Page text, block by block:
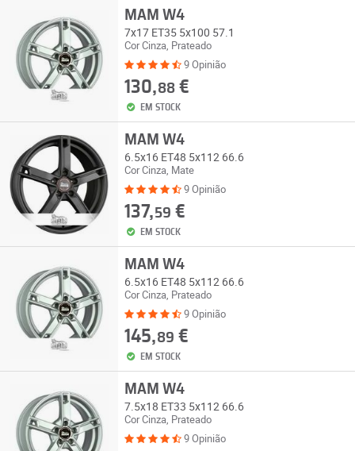
MAM W4
7x17 ET35 5x100 57.1
Cor Cinza, Prateado
9 Opinião
130,88€
EM STOCK
MAM W4
6.5x16 ET48 5x112 66.6
Cor Cinza, Mate
9 Opinião
137,59 €
EM STOCK
MAM W4
6.5x16 ET48 5x112 66.6
Cor Cinza, Prateado
9 Opinião
145,89 €
EM STOCK
MAM W4
7.5x18 ET33 5x112 66.6
Cor Cinza, Prateado
9 Opinião